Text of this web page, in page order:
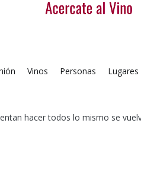
Vinos Personas Lugares
hacer todos lo mismo se